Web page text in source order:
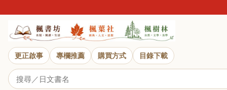
更正啟事 專欄推薦 購買方式 目錄下載